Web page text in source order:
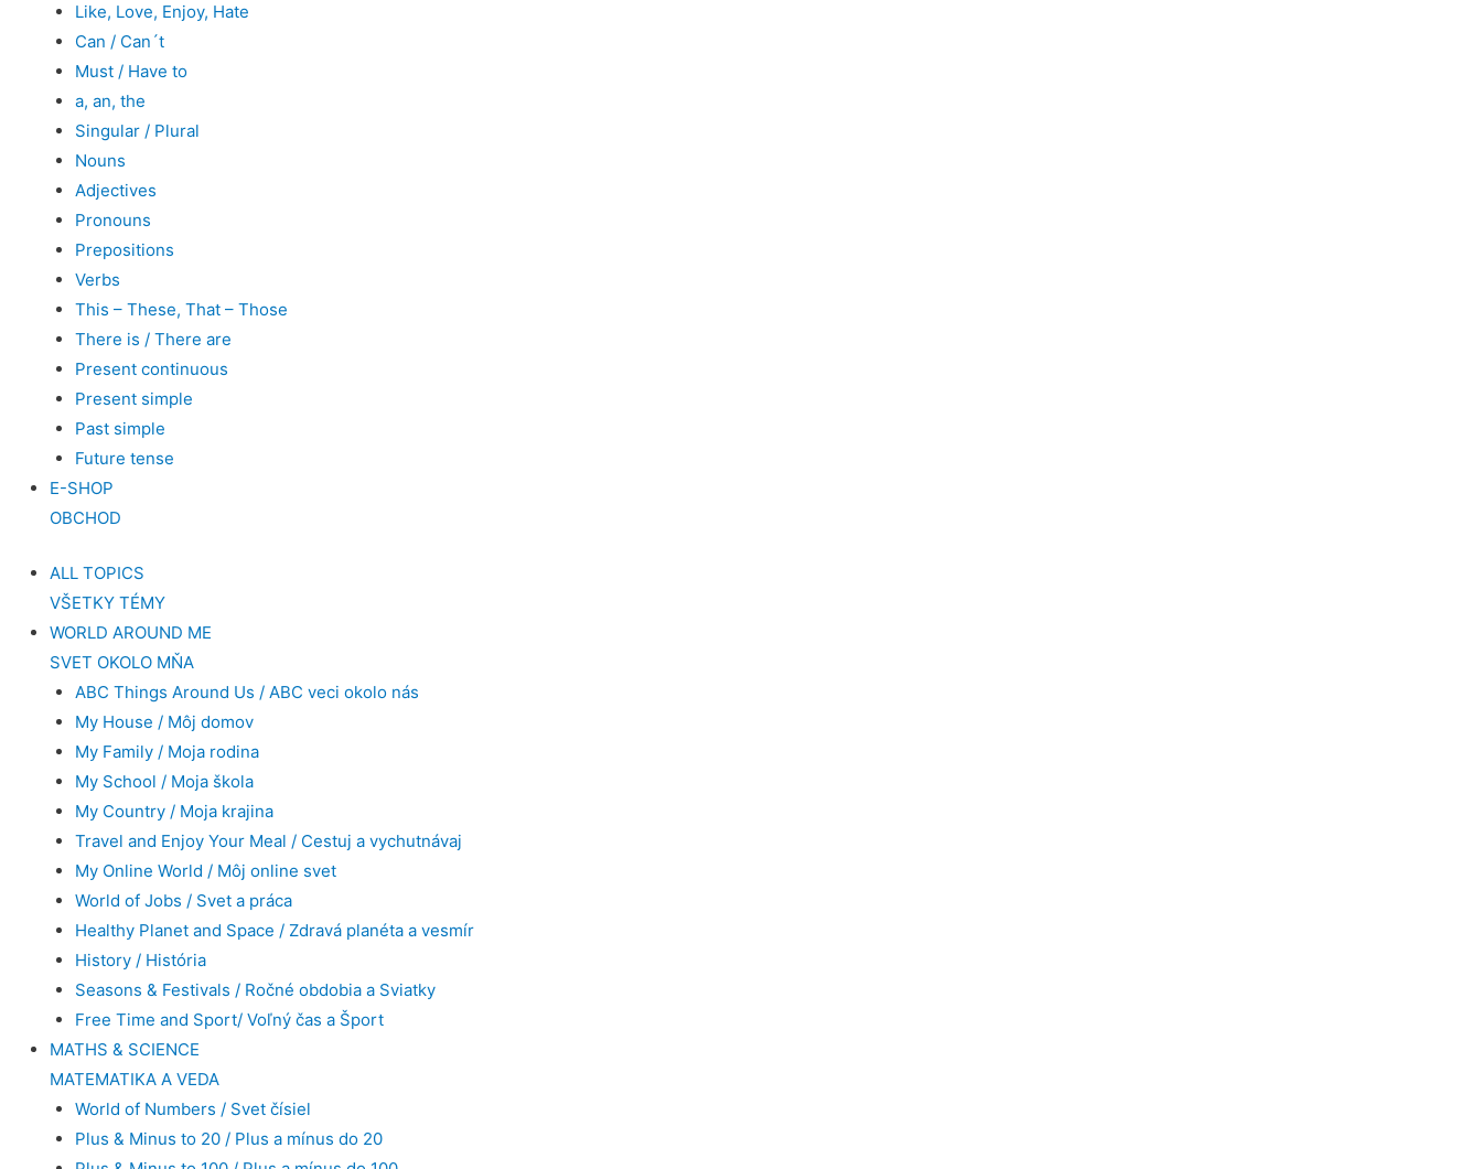
Like, Love, Enjoy, Hate
Can / Can´t
Must / Have to
a, an, the
Singular / Plural
Nouns
Adjectives
Pronouns
Prepositions
Verbs
This – These, That – Those
There is / There are
Present continuous
Present simple
Past simple
Future tense
E-SHOP
OBCHOD
ALL TOPICS
VŠETKY TÉMY
WORLD AROUND ME
SVET OKOLO MŇA
ABC Things Around Us / ABC veci okolo nás
My House / Môj domov
My Family / Moja rodina
My School / Moja škola
My Country / Moja krajina
Travel and Enjoy Your Meal / Cestuj a vychutnávaj
My Online World / Môj online svet
World of Jobs / Svet a práca
Healthy Planet and Space / Zdravá planéta a vesmír
History / História
Seasons & Festivals / Ročné obdobia a Sviatky
Free Time and Sport/ Voľný čas a Šport
MATHS & SCIENCE
MATEMATIKA A VEDA
World of Numbers / Svet čísiel
Plus & Minus to 20 / Plus a mínus do 20